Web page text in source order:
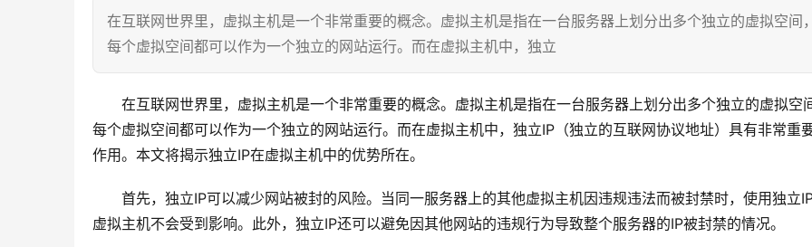
在互联网世界里，虚拟主机是一个非常重要的概念。虚拟主机是指在一台服务器上划分出多个独立的虚拟空间，
每个虚拟空间都可以作为一个独立的网站运行。而在虚拟主机中，独立
在互联网世界里，虚拟主机是一个非常重要的概念。虚拟主机是指在一台服务器上划分出多个独立的虚拟空间
每个虚拟空间都可以作为一个独立的网站运行。而在虚拟主机中，独立IP（独立的互联网协议地址）具有非常重
作用。本文将揭示独立IP在虚拟主机中的优势所在。
首先，独立IP可以减少网站被封的风险。当同一服务器上的其他虚拟主机因违规违法而被封禁时，使用独立
虚拟主机不会受到影响。此外，独立IP还可以避免因其他网站的违规行为导致整个服务器的IP被封禁的情况。